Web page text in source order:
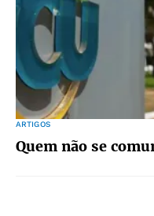
ARTIGOS
Quem não se